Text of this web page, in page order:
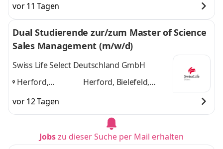
Düsseldorf,
Bremen,
vor 11 Tagen
Dual Studierende zur/zum Master of Science
Sales Management (m/w/d)
Swiss Life Select Deutschland GmbH
Herford,
Düsseldorf,
Bremen,
Herford, Bielefeld,
vor 12 Tagen
Jobszu dieser Suche per Mail erhalten